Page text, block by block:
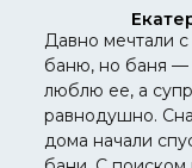
Давно мечтали
баню, но баня —
люблю ее, а
равнодушно.
дома начали